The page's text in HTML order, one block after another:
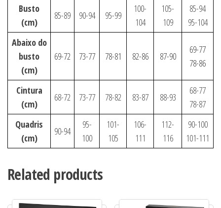
Busto
(cm)
85-89 90-94 95-99
100-
104
105-
109
85-94
95-104
Abaixo do
busto
(cm)
69-72 73-77 78-81 82-86 87-90
69-77
78-86
Cintura
(cm)
68-72 73-77 78-82 83-87 88-93
68-77
78-87
Quadris
(cm)
90-94
95-
100
101-
105
106-
111
112-
116
90-100
101-111
Related products